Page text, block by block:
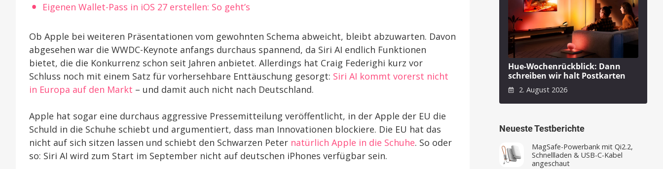
Eigenen Wallet-Pass in iOS 27 erstellen: So geht’s
Ob Apple bei weiteren Präsentationen vom gewohnten Schema abweicht, bleibt abzuwarten. Davon
abgesehen war die WWDC-Keynote anfangs durchaus spannend, da Siri AI endlich Funktionen
bietet, die die Konkurrenz schon seit Jahren anbietet. Allerdings hat Craig Federighi kurz vor
Schluss noch mit einem Satz für vorhersehbare Enttäuschung gesorgt: Siri AI kommt vorerst nicht
in Europa auf den Markt – und damit auch nicht nach Deutschland.
Apple hat sogar eine durchaus aggressive Pressemitteilung veröffentlicht, in der Apple der EU die
Schuld in die Schuhe schiebt und argumentiert, dass man Innovationen blockiere. Die EU hat das
nicht auf sich sitzen lassen und schiebt den Schwarzen Peter natürlich Apple in die Schuhe. So oder
so: Siri AI wird zum Start im September nicht auf deutschen iPhones verfügbar sein.
Hue-Wochenrückblick: Dann
schreiben wir halt Postkarten
2. August 2026
Neueste Testberichte
MagSafe-Powerbank mit Qi2.2,
Schnellladen & USB-C-Kabel
angeschaut